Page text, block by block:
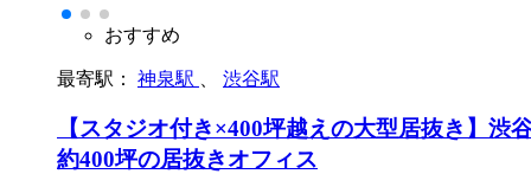
おすすめ
最寄駅： 神泉駅 渋谷駅
【スタジオ付き×400坪越えの大型居抜き】渋
約400坪の居抜きオフィス